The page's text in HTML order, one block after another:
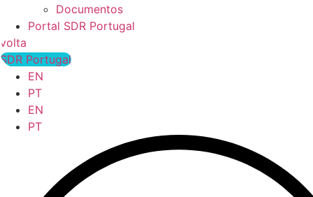
Documentos
Portal SDR Portugal
volta
SDR Portugal
EN
PT
EN
PT